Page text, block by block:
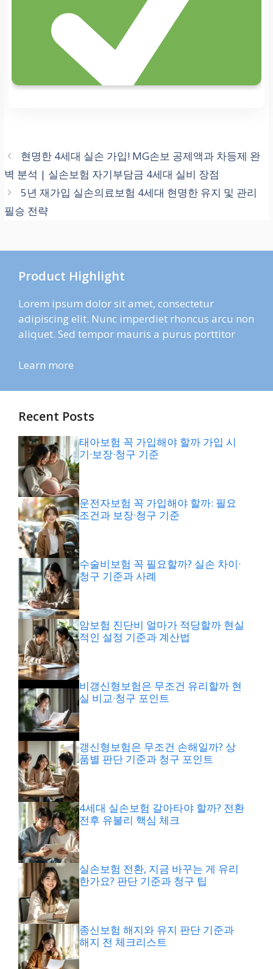
현명한 4세대 실손 가입! MG손보 공제액과 차등제 완
벽 분석 | 실손보험 자기부담금 4세대 실비 장점
5년 재가입 실손의료보험 4세대 현명한 유지 및 관리
필승 전략
Product Highlight
Lorem ipsum dolor sit amet, consectetur
adipiscing elit. Nunc imperdiet rhoncus arcu non
aliquet. Sed tempor mauris a purus porttitor
Learn more
Recent Posts
태아보험 꼭 가입해야 할까 가입 시
기·보장·청구 기준
운전자보험 꼭 가입해야 할까: 필요
조건과 보장·청구 기준
수술비보험 꼭 필요할까? 실손 차이·
청구 기준과 사례
암보험 진단비 얼마가 적당할까 현실
적인 설정 기준과 계산법
비갱신형보험은 무조건 유리할까 현
실 비교·청구 포인트
갱신형보험은 무조건 손해일까? 상
품별 판단 기준과 청구 포인트
4세대 실손보험 갈아타야 할까? 전환
전후 유불리 핵심 체크
실손보험 전환, 지금 바꾸는 게 유리
한가요? 판단 기준과 청구 팁
종신보험 해지와 유지 판단 기준과
해지 전 체크리스트